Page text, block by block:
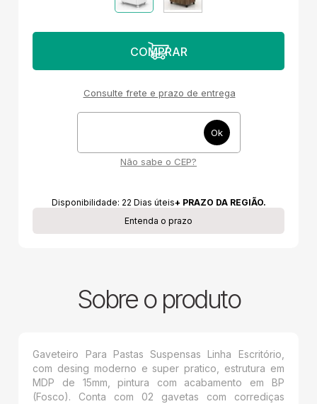
Consulte frete e prazo de entrega
Não sabe o CEP?
Disponibilidade: 22 Dias úteis+ PRAZO DA REGIÃO.
Entenda o prazo
Sobre o produto
Gaveteiro Para Pastas Suspensas Linha Escritório,
com desing moderno e super pratico, estrutura em
MDP de 15mm, pintura com acabamento em BP
(Fosco). Conta com 02 gavetas com corrediças